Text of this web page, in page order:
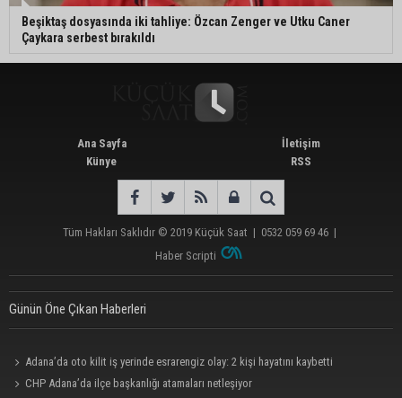
Beşiktaş dosyasında iki tahliye: Özcan Zenger ve Utku Caner
Çaykara serbest bırakıldı
Ana Sayfa
Künye
İletişim
RSS
Tüm Hakları Saklıdır © 2019 Küçük Saat | 0532 059 69 46 |
Haber Scripti
Günün Öne Çıkan Haberleri
Adana’da oto kilit iş yerinde esrarengiz olay: 2 kişi hayatını kaybetti
CHP Adana’da ilçe başkanlığı atamaları netleşiyor